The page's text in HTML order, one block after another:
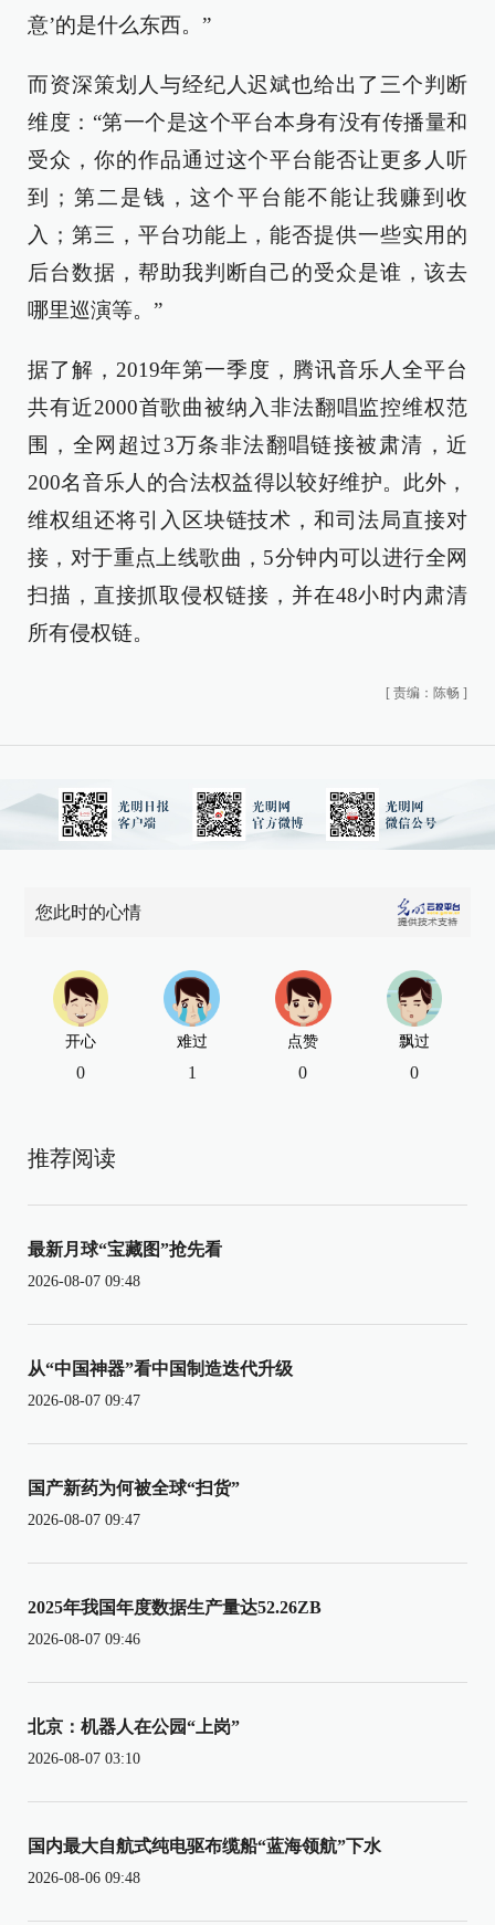
意’的是什么东西。”
而资深策划人与经纪人迟斌也给出了三个判断
维度：“第一个是这个平台本身有没有传播量和
受众，你的作品通过这个平台能否让更多人听
到；第二是钱，这个平台能不能让我赚到收
入；第三，平台功能上，能否提供一些实用的
后台数据，帮助我判断自己的受众是谁，该去
哪里巡演等。”
据了解，2019年第一季度，腾讯音乐人全平台
共有近2000首歌曲被纳入非法翻唱监控维权范
围，全网超过3万条非法翻唱链接被肃清，近
200名音乐人的合法权益得以较好维护。此外，
维权组还将引入区块链技术，和司法局直接对
接，对于重点上线歌曲，5分钟内可以进行全网
扫描，直接抓取侵权链接，并在48小时内肃清
所有侵权链。
[ 责编：陈畅 ]
您此时的心情
开心
0
难过
1
点赞
0
飘过
0
推荐阅读
最新月球“宝藏图”抢先看
2026-08-07 09:48
从“中国神器”看中国制造迭代升级
2026-08-07 09:47
国产新药为何被全球“扫货”
2026-08-07 09:47
2025年我国年度数据生产量达52.26ZB
2026-08-07 09:46
北京：机器人在公园“上岗”
2026-08-07 03:10
国内最大自航式纯电驱布缆船“蓝海领航”下水
2026-08-06 09:48